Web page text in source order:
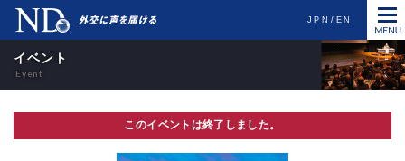
JPN EN
イベント
このイベントは終了しました。